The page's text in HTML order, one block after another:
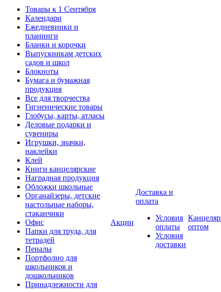
Товары к 1 Сентября
Календари
Ежедневники и
планинги
Бланки и корочки
Выпускникам детских
садов и школ
Блокноты
Бумага и бумажная
продукция
Все для творчества
Гигиенические товары
Глобусы, карты, атласы
Деловые подарки и
сувениры
Игрушки, значки,
наклейки
Клей
Книги канцелярские
Наградная продукция
Обложки школьные
Органайзеры, детские
настольные наборы,
стаканчики
Офис
Папки для труда, для
тетрадей
Пеналы
Портфолио для
школьников и
дошкольников
Принадлежности для
Акции
Доставка и
оплата
Условия
оплаты
Условия
доставки
оптом